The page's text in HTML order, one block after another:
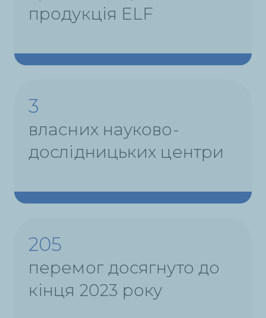
продукція ELF
3
власних науково-
дослідницьких центри
205
перемог досягнуто до
кінця 2023 року